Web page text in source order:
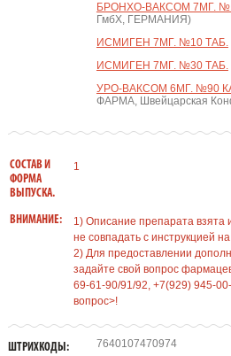
БРОНХО-ВАКСОМ 7МГ.
ГмбХ, ГЕРМАНИЯ)
ИСМИГЕН 7МГ. №10 ТАБ.
ИСМИГЕН 7МГ. №30 ТАБ.
УРО-ВАКСОМ 6МГ. №90
ФАРМА, Швейцарская
СОСТАВ И
ФОРМА
ВЫПУСКА.
1
ВНИМАНИЕ:
1) Описание препарата взята
не совпадать с инструкцией на
2) Для предоставлении
задайте свой вопрос
69-61-90/91/92, +7(929) 945-
вопрос>!
ШТРИХКОДЫ: 7640107470974